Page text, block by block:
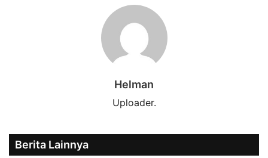
Helman
Uploader.
Berita Lainnya